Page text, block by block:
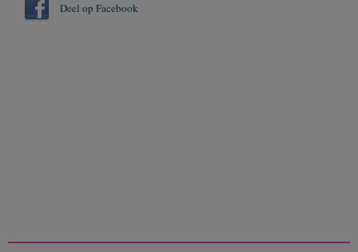
Deel op Facebook